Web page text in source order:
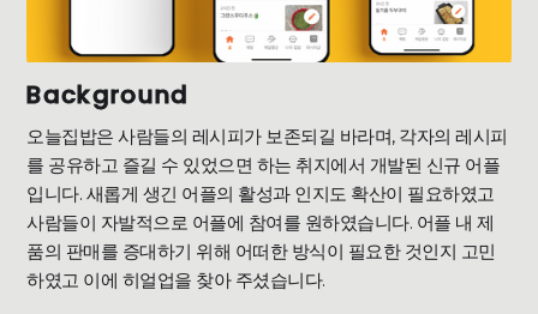
Background
오늘집밥은 사람들의 레시피가 보존되길 바라며, 각자의 레시피
를 공유하고 즐길 수 있었으면 하는 취지에서 개발된 신규 어플
입니다. 새롭게 생긴 어플의 활성과 인지도 확산이 필요하였고
사람들이 자발적으로 어플에 참여를 원하였습니다. 어플 내 제
품의 판매를 증대하기 위해 어떠한 방식이 필요한 것인지 고민
하였고 이에 히얼업을 찾아 주셨습니다.